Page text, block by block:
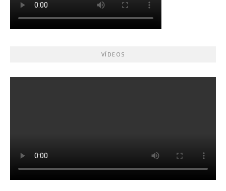
VÍDEOS